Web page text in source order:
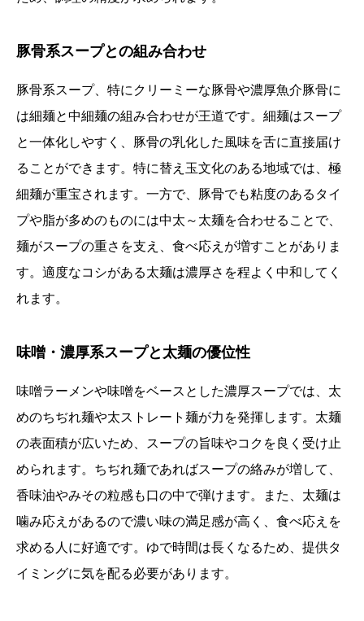
豚骨系スープとの組み合わせ
豚骨系スープ、特にクリーミーな豚骨や濃厚魚介豚骨に
は細麺と中細麺の組み合わせが王道です。細麺はスープ
と一体化しやすく、豚骨の乳化した風味を舌に直接届け
ることができます。特に替え玉文化のある地域では、極
細麺が重宝されます。一方で、豚骨でも粘度のあるタイ
プや脂が多めのものには中太～太麺を合わせることで、
麺がスープの重さを支え、食べ応えが増すことがありま
す。適度なコシがある太麺は濃厚さを程よく中和してく
れます。
味噌・濃厚系スープと太麺の優位性
味噌ラーメンや味噌をベースとした濃厚スープでは、太
めのちぢれ麺や太ストレート麺が力を発揮します。太麺
の表面積が広いため、スープの旨味やコクを良く受け止
められます。ちぢれ麺であればスープの絡みが増して、
香味油やみその粒感も口の中で弾けます。また、太麺は
噛み応えがあるので濃い味の満足感が高く、食べ応えを
求める人に好適です。ゆで時間は長くなるため、提供タ
イミングに気を配る必要があります。